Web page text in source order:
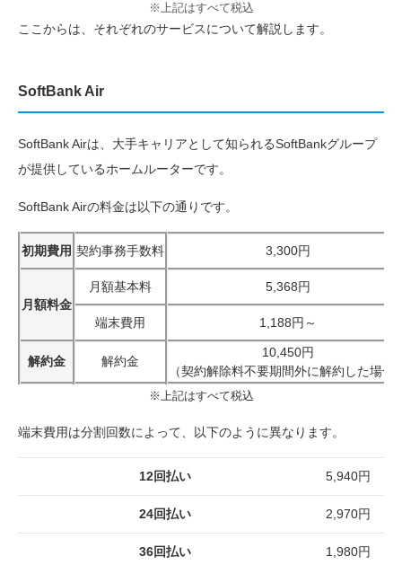
※上記はすべて税込
ここからは、それぞれのサービスについて解説します。
SoftBank Air
SoftBank Airは、大手キャリアとして知られるSoftBankグループ
が提供しているホームルーターです。
SoftBank Airの料金は以下の通りです。
初期費用 契約事務手数料 3,300円
月額料金
月額基本料 5,368円
端末費用 1,188円～
解約金 解約金
10,450円
（契約解除料不要期間外に解約した場合
※上記はすべて税込
端末費用は分割回数によって、以下のように異なります。
12回払い 5,940円
24回払い 2,970円
36回払い 1,980円